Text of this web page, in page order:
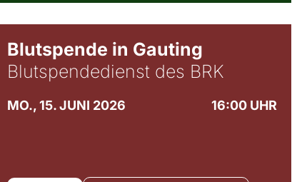
Blutspende in Gauting
Blutspendedienst des BRK
MO., 15. JUNI 2026 16:00 UHR